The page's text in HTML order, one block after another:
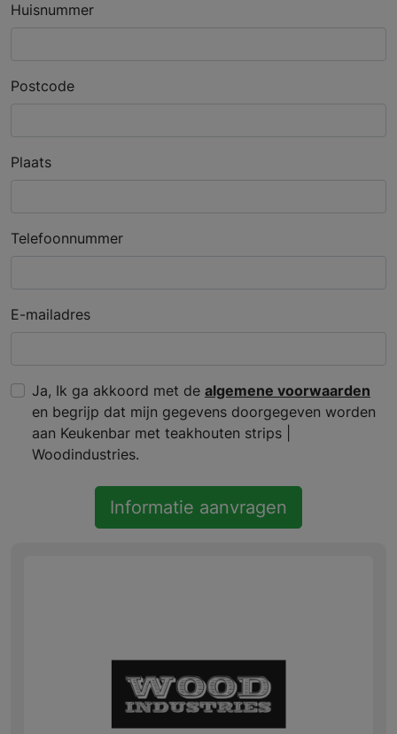
Huisnummer
Postcode
Plaats
Telefoonnummer
E-mailadres
Ja, Ik ga akkoord met de algemene voorwaarden
en begrijp dat mijn gegevens doorgegeven worden
aan Keukenbar met teakhouten strips |
Woodindustries.
Informatie aanvragen